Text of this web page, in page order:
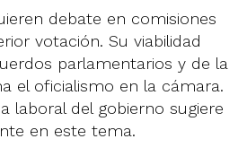
debate en comisiones
votación. Su viabilidad
parlamentarios y de la
el oficialismo en la cámara.
laboral del gobierno sugiere
en este tema.